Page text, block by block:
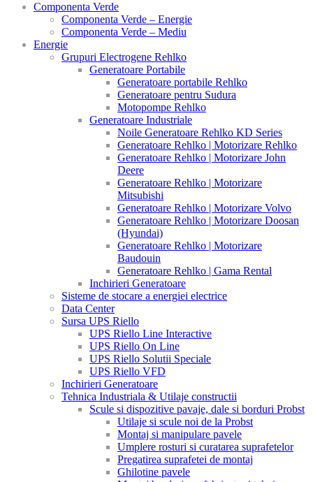
Componenta Verde
Componenta Verde – Energie
Componenta Verde – Mediu
Energie
Grupuri Electrogene Rehlko
Generatoare Portabile
Generatoare portabile Rehlko
Generatoare pentru Sudura
Motopompe Rehlko
Generatoare Industriale
Noile Generatoare Rehlko KD Series
Generatoare Rehlko | Motorizare Rehlko
Generatoare Rehlko | Motorizare John
Deere
Generatoare Rehlko | Motorizare
Mitsubishi
Generatoare Rehlko | Motorizare Volvo
Generatoare Rehlko | Motorizare Doosan
(Hyundai)
Generatoare Rehlko | Motorizare
Baudouin
Generatoare Rehlko | Gama Rental
Inchirieri Generatoare
Sisteme de stocare a energiei electrice
Data Center
Sursa UPS Riello
UPS Riello Line Interactive
UPS Riello On Line
UPS Riello Solutii Speciale
UPS Riello VFD
Inchirieri Generatoare
Tehnica Industriala & Utilaje constructii
Scule si dispozitive pavaje, dale si borduri Probst
Utilaje si scule noi de la Probst
Montaj si manipulare pavele
Umplere rosturi si curatarea suprafetelor
Pregatirea suprafetei de montaj
Ghilotine pavele